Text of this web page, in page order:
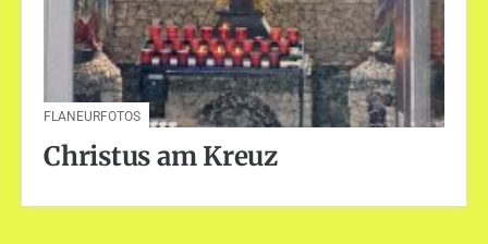
FLANEURFOTOS
Christus am Kreuz